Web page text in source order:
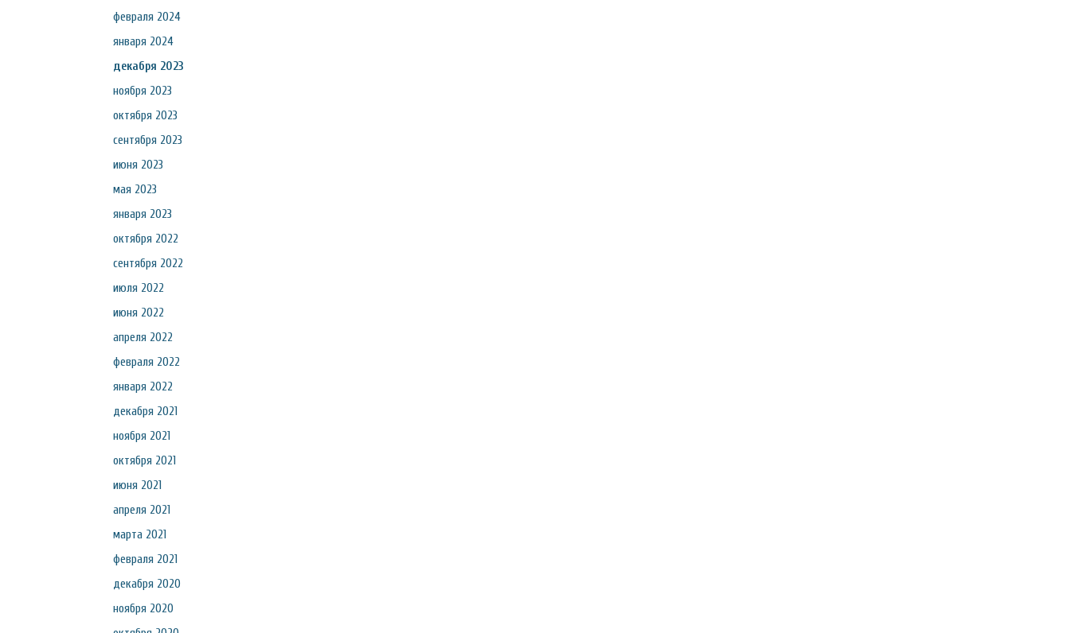
февраля 2024
января 2024
декабря 2023
ноября 2023
октября 2023
сентября 2023
июня 2023
мая 2023
января 2023
октября 2022
сентября 2022
июля 2022
июня 2022
апреля 2022
февраля 2022
января 2022
декабря 2021
ноября 2021
октября 2021
июня 2021
апреля 2021
марта 2021
февраля 2021
декабря 2020
ноября 2020